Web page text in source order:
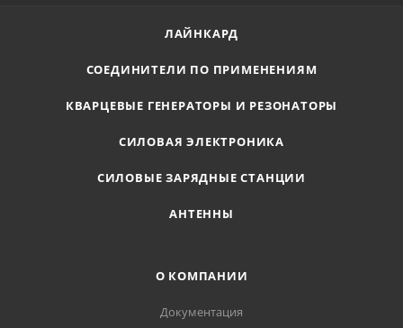
ЛАЙНКАРД
СОЕДИНИТЕЛИ ПО ПРИМЕНЕНИЯМ
КВАРЦЕВЫЕ ГЕНЕРАТОРЫ И РЕЗОНАТОРЫ
СИЛОВАЯ ЭЛЕКТРОНИКА
СИЛОВЫЕ ЗАРЯДНЫЕ СТАНЦИИ
АНТЕННЫ
О КОМПАНИИ
Документация